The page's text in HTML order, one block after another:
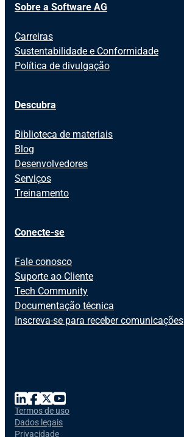
Sobre a Software AG
Carreiras
Sustentabilidade e Conformidade
Política de divulgação
Descubra
Biblioteca de materiais
Blog
Desenvolvedores
Serviços
Treinamento
Conecte-se
Fale conosco
Suporte ao Cliente
Tech Community
Documentação técnica
Inscreva-se para receber comunicações
Termos de uso
Dados legais
Privacidade